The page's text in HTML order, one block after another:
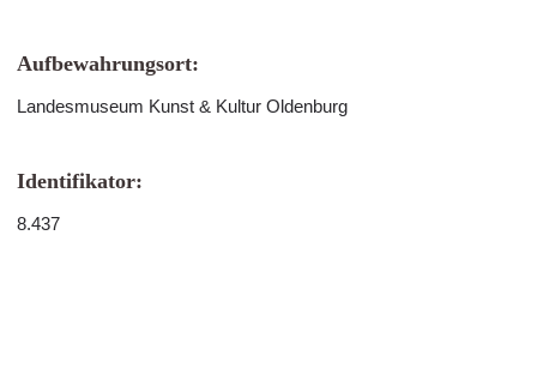
Aufbewahrungsort:
Landesmuseum Kunst & Kultur Oldenburg
Identifikator:
8.437